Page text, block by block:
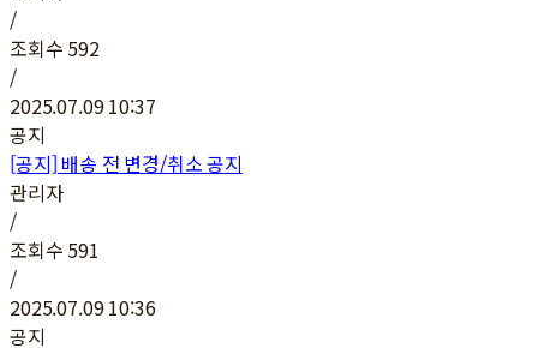
/
조회수 592
/
2025.07.09 10:37
공지
[공지] 배송 전 변경/취소 공지
관리자
/
조회수 591
/
2025.07.09 10:36
공지